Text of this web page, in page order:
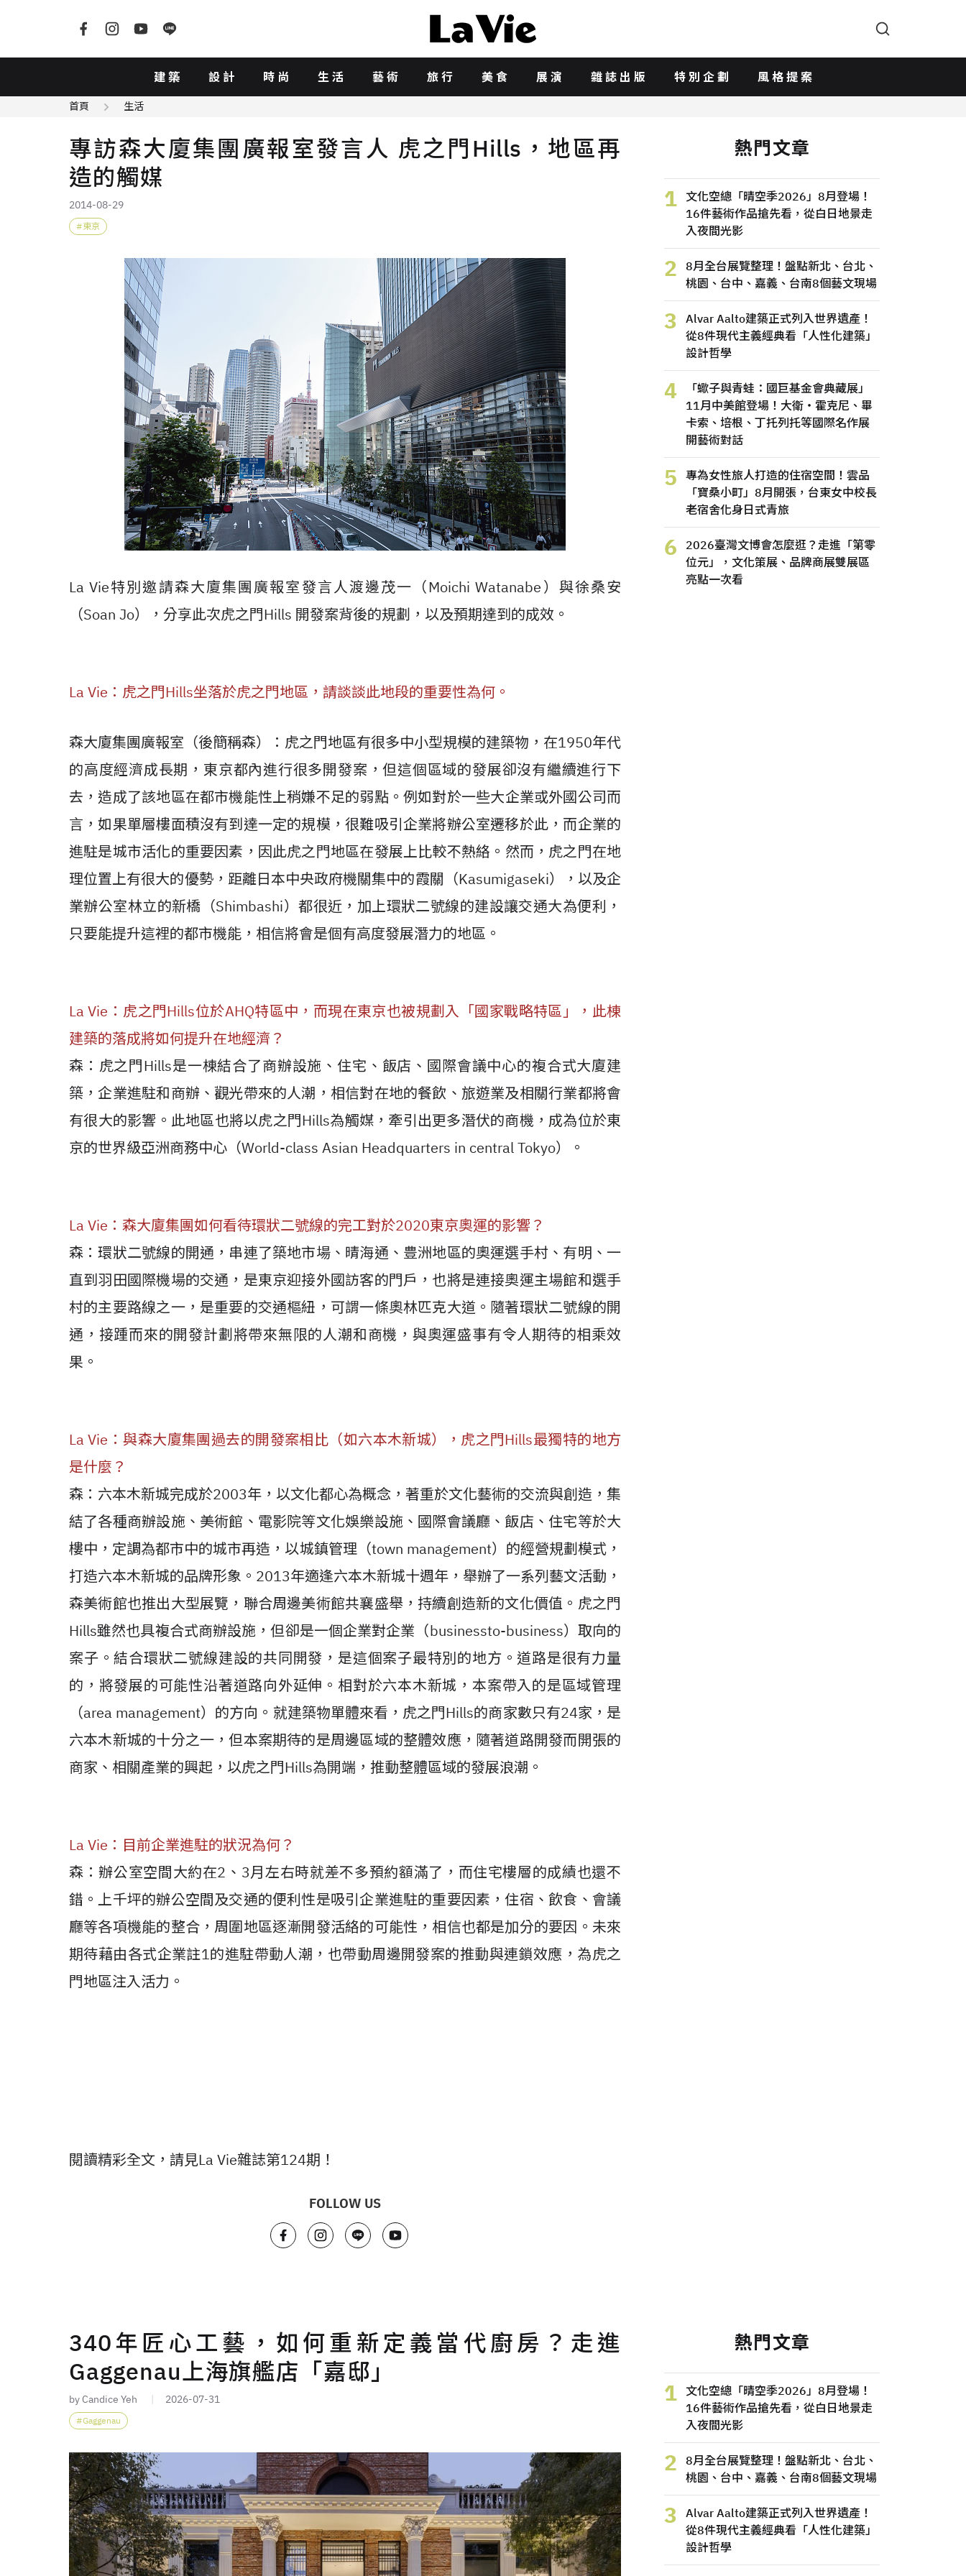
建築 設計 時尚 生活 藝術 旅行 美食 展演 雜誌出版 特別企劃 風格提案
首頁 生活
專訪森大廈集團廣報室發言人 虎之門Hills，地區再
造的觸媒
2014-08-29
東京
La Vie特別邀請森大廈集團廣報室發言人渡邊茂一（Moichi Watanabe）與徐桑安
（Soan Jo），分享此次虎之門Hills 開發案背後的規劃，以及預期達到的成效。
La Vie：虎之門Hills坐落於虎之門地區，請談談此地段的重要性為何。
森大廈集團廣報室（後簡稱森）：虎之門地區有很多中小型規模的建築物，在1950年代
的高度經濟成長期，東京都內進行很多開發案，但這個區域的發展卻沒有繼續進行下
去，造成了該地區在都市機能性上稍嫌不足的弱點。例如對於一些大企業或外國公司而
言，如果單層樓面積沒有到達一定的規模，很難吸引企業將辦公室遷移於此，而企業的
進駐是城市活化的重要因素，因此虎之門地區在發展上比較不熱絡。 然而，虎之門在地
理位置上有很大的優勢，距離日本中央政府機關集中的霞關（Kasumigaseki），以及企
業辦公室林立的新橋（Shimbashi）都很近，加上環狀二號線的建設讓交通大為便利，
只要能提升這裡的都市機能，相信將會是個有高度發展潛力的地區。
La Vie：虎之門Hills位於AHQ特區中，而現在東京也被規劃入「國家戰略特區」，此棟
建築的落成將如何提升在地經濟？
森：虎之門Hills是一棟結合了商辦設施、住宅、飯店、國際會議中心的複合式大廈建
築，企業進駐和商辦、觀光帶來的人潮，相信對在地的餐飲、旅遊業及相關行業都將會
有很大的影響。此地區也將以虎之門Hills為觸媒，牽引出更多潛伏的商機，成為位於東
京的世界級亞洲商務中心（World-class Asian Headquarters in central Tokyo）。
La Vie：森大廈集團如何看待環狀二號線的完工對於2020東京奧運的影響？
森：環狀二號線的開通，串連了築地市場、晴海通、豊洲地區的奧運選手村、有明、一
直到羽田國際機場的交通，是東京迎接外國訪客的門戶，也將是連接奧運主場館和選手
村的主要路線之一，是重要的交通樞紐，可謂一條奧林匹克大道。隨著環狀二號線的開
通，接踵而來的開發計劃將帶來無限的人潮和商機，與奧運盛事有令人期待的相乘效
果。
La Vie：與森大廈集團過去的開發案相比（如六本木新城），虎之門Hills最獨特的地方
是什麼？
森：六本木新城完成於2003年，以文化都心為概念，著重於文化藝術的交流與創造，集
結了各種商辦設施、美術館、電影院等文化娛樂設施、國際會議廳、飯店、住宅等於大
樓中，定調為都市中的城市再造，以城鎮管理（town management）的經營規劃模式，
打造六本木新城的品牌形象。2013年適逢六本木新城十週年，舉辦了一系列藝文活動，
森美術館也推出大型展覽，聯合周邊美術館共襄盛舉，持續創造新的文化價值。虎之門
Hills雖然也具複合式商辦設施，但卻是一個企業對企業（businessto-business）取向的
案子。結合環狀二號線建設的共同開發，是這個案子最特別的地方。道路是很有力量
的，將發展的可能性沿著道路向外延伸。相對於六本木新城，本案帶入的是區域管理
（area management）的方向。就建築物單體來看，虎之門Hills的商家數只有24家，是
六本木新城的十分之一，但本案期待的是周邊區域的整體效應，隨著道路開發而開張的
商家、相關產業的興起，以虎之門Hills為開端，推動整體區域的發展浪潮。
La Vie：目前企業進駐的狀況為何？
森：辦公室空間大約在2、3月左右時就差不多預約額滿了，而住宅樓層的成績也還不
錯。上千坪的辦公空間及交通的便利性是吸引企業進駐的重要因素，住宿、飲食、會議
廳等各項機能的整合，周圍地區逐漸開發活絡的可能性，相信也都是加分的要因。未來
期待藉由各式企業註1的進駐帶動人潮，也帶動周邊開發案的推動與連鎖效應，為虎之
門地區注入活力。
閱讀精彩全文，請見La Vie雜誌第124期！
FOLLOW US
熱門文章
1
文化空總「晴空季2026」8月登場！
16件藝術作品搶先看，從白日地景走
入夜間光影
2
8月全台展覽整理！盤點新北、台北、
桃園、台中、嘉義、台南8個藝文現場
3
Alvar Aalto建築正式列入世界遺產！
從8件現代主義經典看「人性化建築」
設計哲學
4
「蠍子與青蛙：國巨基金會典藏展」
11月中美館登場！大衛・霍克尼、畢
卡索、培根、丁托列托等國際名作展
開藝術對話
5
專為女性旅人打造的住宿空間！雲品
「寶桑小町」8月開張，台東女中校長
老宿舍化身日式青旅
6
2026臺灣文博會怎麼逛？走進「第零
位元」，文化策展、品牌商展雙展區
亮點一次看
340年匠心工藝，如何重新定義當代廚房？走進
Gaggenau上海旗艦店「嘉邸」
by Candice Yeh 2026-07-31
Gaggenau
熱門文章
1
文化空總「晴空季2026」8月登場！
16件藝術作品搶先看，從白日地景走
入夜間光影
2
8月全台展覽整理！盤點新北、台北、
桃園、台中、嘉義、台南8個藝文現場
3
Alvar Aalto建築正式列入世界遺產！
從8件現代主義經典看「人性化建築」
設計哲學